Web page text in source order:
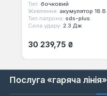
Тип: бочковий
Живлення: акумулятор 18 В
Тип патрона: sds-plus
Сила удару: 2.3 Дж
Звичайна ціна:
30 239,75 ₴
Послуга «гаряча лінія»